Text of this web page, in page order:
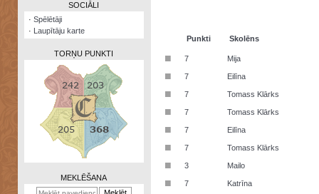
Zināšanu
SOCIĀLI
· Spēlētāji
· Laupītāju karte
TORŅU PUNKTI
MEKLĒŠANA
Punkti Skolēns
■ 7 Mija
■ 7 Eilīna
■ 7 Tomass Klārks
■ 7 Tomass Klārks
■ 7 Eilīna
■ 7 Tomass Klārks
■ 3 Mailo
■ 7 Katrīna